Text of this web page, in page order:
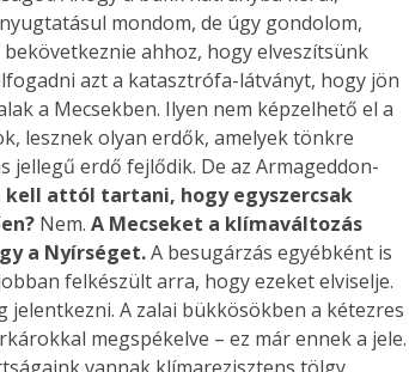
mondom, de úgy gondolom,
ahhoz, hogy elveszítsünk
azt a katasztrófa-látványt, hogy jön
a Mecsekben. Ilyen nem képzelhető el a
lesznek olyan erdők, amelyek tönkre
jellegű erdő fejlődik. De az Armageddon-
kell attól tartani, hogy egyszercsak
Nem. A Mecseket a klímaváltozás
a Nyírséget.A besugárzás egyébként is
felkészült arra, hogy ezeket elviselje.
A zalai bükkösökben a kétezres
megspékelve – ez már ennek a jele.